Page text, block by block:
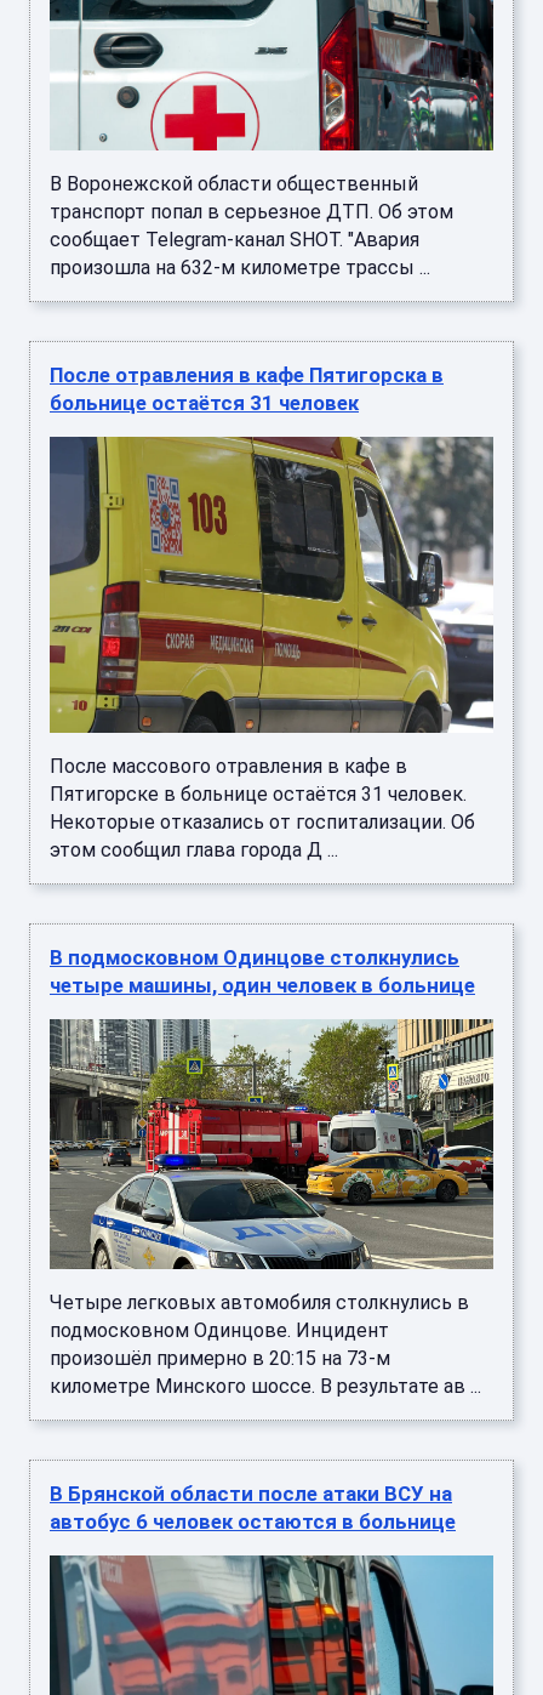
В Воронежской области общественный
транспорт попал в серьезное ДТП. Об этом
сообщает Telegram-канал SHOT. "Авария
произошла на 632-м километре трассы ...
После отравления в кафе Пятигорска в
больнице остаётся 31 человек
После массового отравления в кафе в
Пятигорске в больнице остаётся 31 человек.
Некоторые отказались от госпитализации. Об
этом сообщил глава города Д ...
В подмосковном Одинцове столкнулись
четыре машины, один человек в больнице
Четыре легковых автомобиля столкнулись в
подмосковном Одинцове. Инцидент
произошёл примерно в 20:15 на 73-м
километре Минского шоссе. В результате ав ...
В Брянской области после атаки ВСУ на
автобус 6 человек остаются в больнице